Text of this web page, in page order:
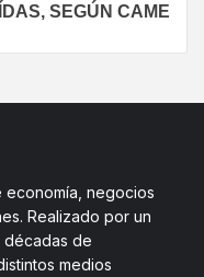
SEGÚN CAME
economía, negocios
Realizado por un
de
medios